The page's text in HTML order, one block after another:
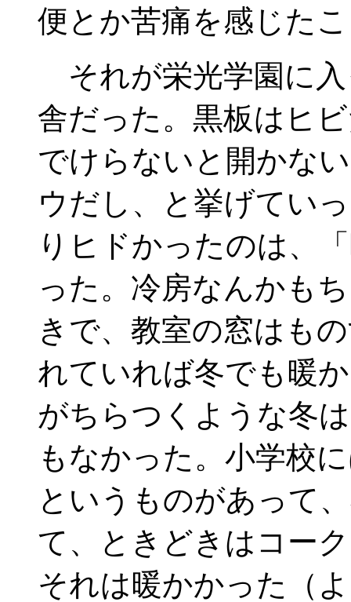
便とか苦痛を感じた
それが栄光学園に
舎だった。黒板はヒ
でけらないと開かな
ウだし、と挙げてい
りヒドかったのは、
った。冷房なんかも
きで、教室の窓はも
れていれば冬でも暖
がちらつくような冬
もなかった。小学校
というものがあって
て、ときどきはコー
それは暖かかった（